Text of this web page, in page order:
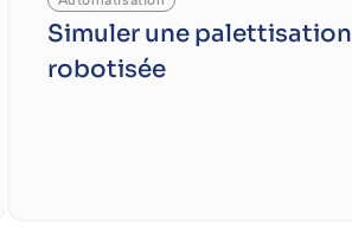
Simuler une palettisation
robotisée